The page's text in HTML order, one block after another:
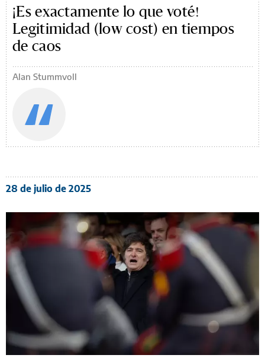
¡Es exactamente lo que voté!
Legitimidad (low cost) en tiempos
de caos
Alan Stummvoll
28 de julio de 2025